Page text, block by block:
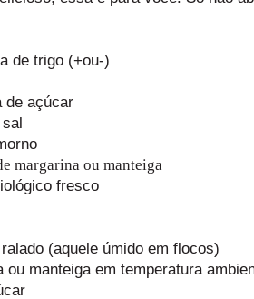
de trigo (+ou-)
de açúcar
margarina ou manteiga
fresco
(aquele úmido em flocos)
ou manteiga em temperatura